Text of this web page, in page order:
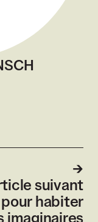
suivant
habiter